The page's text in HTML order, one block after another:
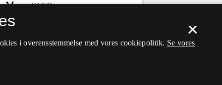
×
i overensstemmelse med vores cookiepolitik. Se vores